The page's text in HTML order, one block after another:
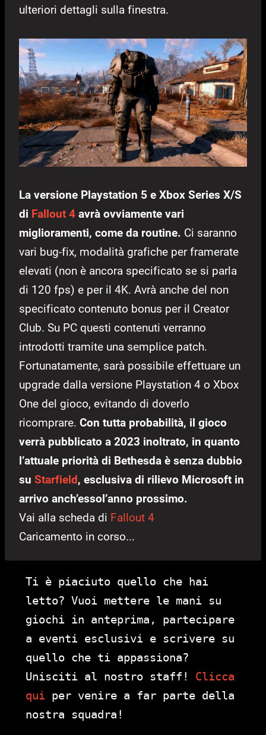
ulteriori dettagli sulla finestra.
La versione Playstation 5 e Xbox Series X/S
di Fallout 4 avrà ovviamente vari
miglioramenti, come da routine. Ci saranno
vari bug-fix, modalità grafiche per framerate
elevati (non è ancora specificato se si parla
di 120 fps) e per il 4K. Avrà anche del non
specificato contenuto bonus per il Creator
Club. Su PC questi contenuti verranno
introdotti tramite una semplice patch.
Fortunatamente, sarà possibile effettuare un
upgrade dalla versione Playstation 4 o Xbox
One del gioco, evitando di doverlo
ricomprare. Con tutta probabilità, il gioco
verrà pubblicato a 2023 inoltrato, in quanto
l’attuale priorità di Bethesda è senza dubbio
su Starfield, esclusiva di rilievo Microsoft in
arrivo anch’essol’anno prossimo.
Vai alla scheda di Fallout 4
Caricamento in corso...
Ti è piaciuto quello che hai
letto? Vuoi mettere le mani su
giochi in anteprima, partecipare
a eventi esclusivi e scrivere su
quello che ti appassiona?
Unisciti al nostro staff! Clicca
qui per venire a far parte della
nostra squadra!